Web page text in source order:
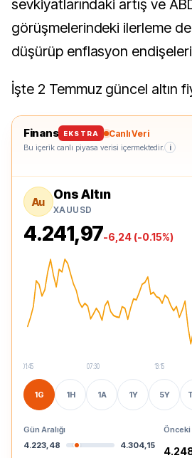
sevkiyatlarındaki artış ve
görüşmelerindeki ilerleme de
düşürüp enflasyon
İşte 2 Temmuz güncel altın
Finans EKSTRA Canlı Veri
Bu içerik canlı piyasa verisi içermektedir. i
Au Ons Altın
XAUUSD
4.241,97-6,24 (-0.15%)
01:45 07:30 13:15
1G 1H 1A 1Y 5Y
Gün Aralığı
4.223,48
4.304,15
Önceki